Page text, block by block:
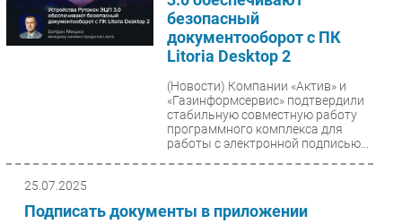
безопасный
документооборот с ПК
Litoria Desktop 2
(Новости) Компании «Актив» и
«Газинформсервис» подтвердили
стабильную совместную работу
программного комплекса для
работы с электронной подписью...
25.07.2025
Подписать документы в приложении